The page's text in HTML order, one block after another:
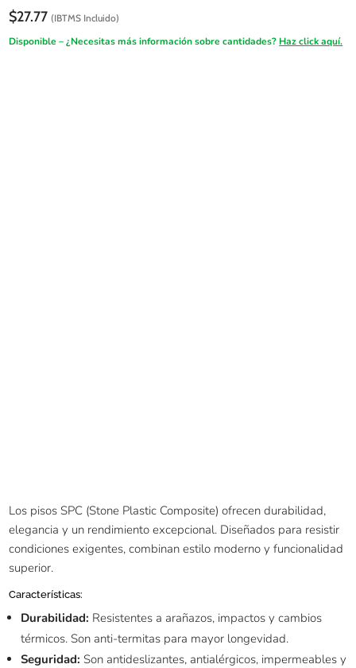
$27.77 (IBTMS Incluido)
Disponible – ¿Necesitas más información sobre cantidades? Haz click aquí.
Los pisos SPC (Stone Plastic Composite) ofrecen durabilidad,
elegancia y un rendimiento excepcional. Diseñados para resistir
condiciones exigentes, combinan estilo moderno y funcionalidad
superior.
Características:
Durabilidad: Resistentes a arañazos, impactos y cambios
térmicos. Son anti-termitas para mayor longevidad.
Seguridad: Son antideslizantes, antialérgicos, impermeables y